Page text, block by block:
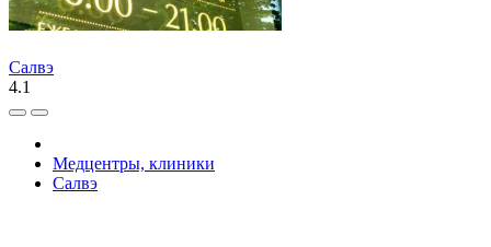
Салвэ
4.1
Медцентры, клиники
Салвэ